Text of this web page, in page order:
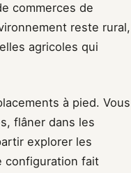
commerces de
reste rural,
agricoles qui
à pied. Vous
flâner dans les
explorer les
configuration fait